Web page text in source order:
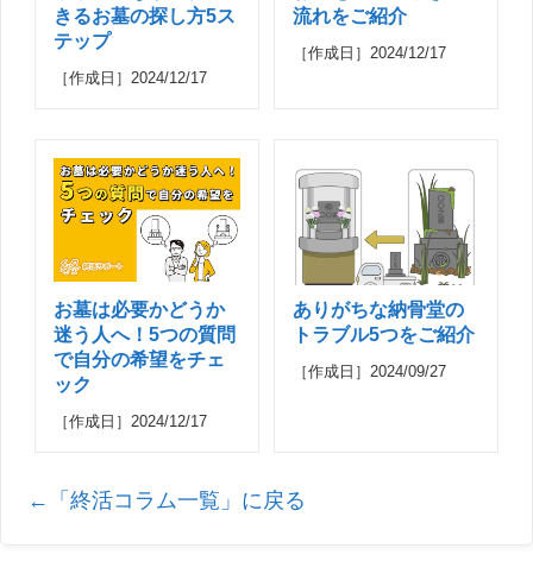
きるお墓の探し方5ス
テップ
［作成日］2024/12/17
流れをご紹介
［作成日］2024/12/17
お墓は必要かどうか
迷う人へ！5つの質問
で自分の希望をチェ
ック
［作成日］2024/12/17
ありがちな納骨堂の
トラブル5つをご紹介
［作成日］2024/09/27
←「終活コラム一覧」に戻る